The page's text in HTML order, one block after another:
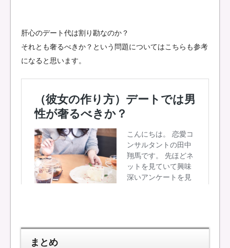
肝心のデート代は割り勘なのか？
それとも奢るべきか？という問題についてはこちらも参考
になると思います。
まとめ